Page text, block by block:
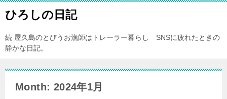
ひろしの日記
続 屋久島のとびうお漁師はトレーラー暮らし SNSに疲れたときの
静かな日記。
Month: 2024年1月